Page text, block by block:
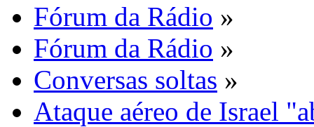
Fórum da Rádio »
Fórum da Rádio »
Conversas soltas »
Ataque aéreo de Israel